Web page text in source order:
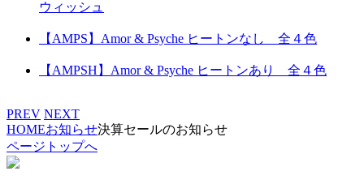
ウィッシュ
【AMPS】Amor & Psyche ヒートンなし 全４色
【AMPSH】Amor & Psyche ヒートンあり 全４色
PREV NEXT
HOMEお知らせ決算セールのお知らせ
ページトップへ